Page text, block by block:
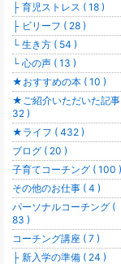
├ 育児ストレス ( 18 )
├ ビリーフ ( 28 )
└ 生き方 ( 54 )
└ 心の声 ( 13 )
★おすすめの本 ( 10 )
★ご紹介いただいた記
32 )
★ライフ ( 432 )
ブログ ( 20 )
子育てコーチング ( 100 )
その他のお仕事 ( 4 )
パーソナルコーチング (
83 )
コーチング講座 ( 7 )
├ 新入学の準備 ( 24 )